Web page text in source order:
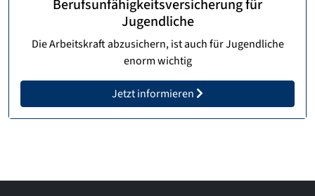
Berufsunfähigkeitsversicherung für
Jugendliche
Die Arbeitskraft abzusichern, ist auch für Jugendliche
enorm wichtig
Jetzt informieren